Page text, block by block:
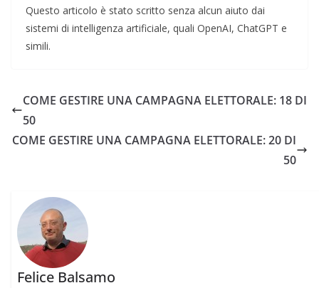
Questo articolo è stato scritto senza alcun aiuto dai
sistemi di intelligenza artificiale, quali OpenAI, ChatGPT e
simili.
COME GESTIRE UNA CAMPAGNA ELETTORALE: 18 DI
50
COME GESTIRE UNA CAMPAGNA ELETTORALE: 20 DI
50
Felice Balsamo